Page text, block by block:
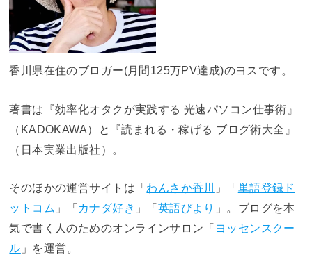
香川県在住のブロガー(月間125万PV達成)のヨスです。
著書は『効率化オタクが実践する 光速パソコン仕事術』
（KADOKAWA）と『読まれる・稼げる ブログ術大全』
（日本実業出版社）。
そのほかの運営サイトは「わんさか香川 」「単語登録ド
ットコム 」「カナダ好き 」「英語びより
」。ブログを本
気で書く人のためのオンラインサロン「 ヨッセンスクー
ル 」を運営。